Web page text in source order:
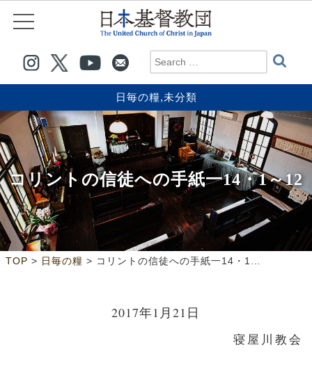
日毎の糧,未分類
コリントの信徒への手紙一14・1～12
TOP > 日毎の糧 > コリントの信徒への手紙一14・1～12
2017年1月21日
寝屋川教会